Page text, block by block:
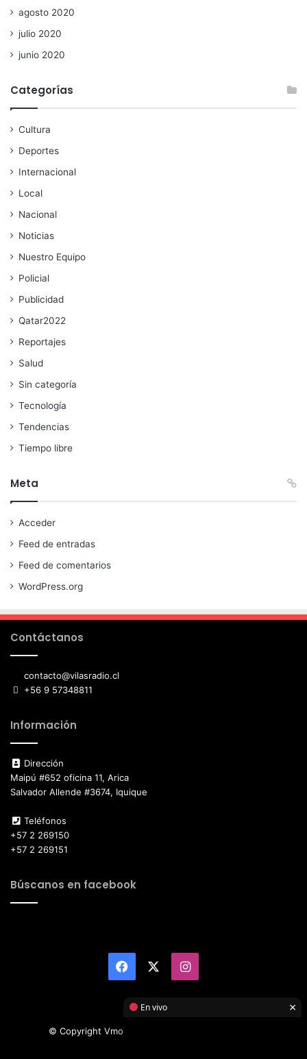
agosto 2020
julio 2020
junio 2020
Categorías
Cultura
Deportes
Internacional
Local
Nacional
Noticias
Nuestro Equipo
Policial
Publicidad
Qatar2022
Reportajes
Salud
Sin categoría
Tecnología
Tendencias
Tiempo libre
Meta
Acceder
Feed de entradas
Feed de comentarios
WordPress.org
Contáctanos
contacto@vilasradio.cl
+56 9 57348811
Información
Dirección
Maipú #652 oficina 11, Arica
Salvador Allende #3674, Iquique
Teléfonos
+57 2 269150
+57 2 269151
Búscanos en facebook
Facebook Instagram
© Copyright Vmotor TI 2026, All Rights Reserved
En vivo ×